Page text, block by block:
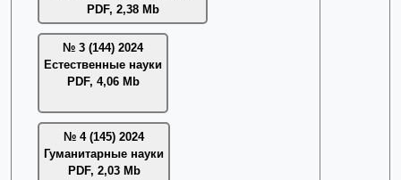
PDF, 2,38 Mb
№ 3 (144) 2024
Естественные науки
PDF, 4,06 Mb
№ 4 (145) 2024
Гуманитарные науки
PDF, 2,03 Mb